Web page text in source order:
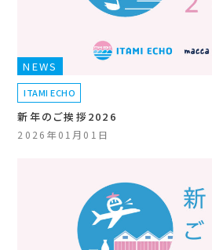
NEWS
ITAMI ECHO
新年のご挨拶2026
2026年01月01日